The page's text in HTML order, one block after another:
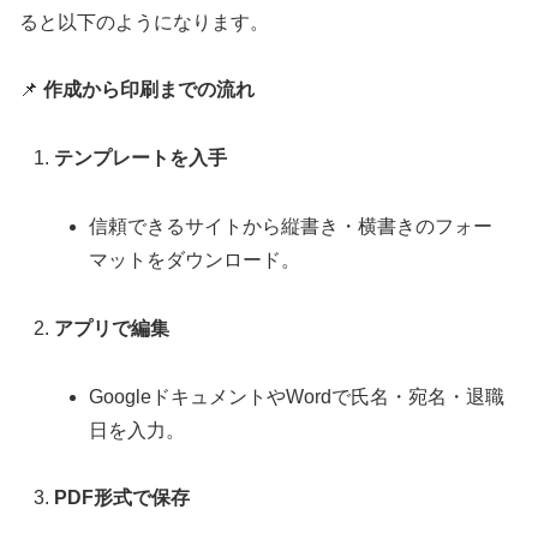
ると以下のようになります。
📌 作成から印刷までの流れ
テンプレートを入手
信頼できるサイトから縦書き・横書きのフォー
マットをダウンロード。
アプリで編集
GoogleドキュメントやWordで氏名・宛名・退職
日を入力。
PDF形式で保存